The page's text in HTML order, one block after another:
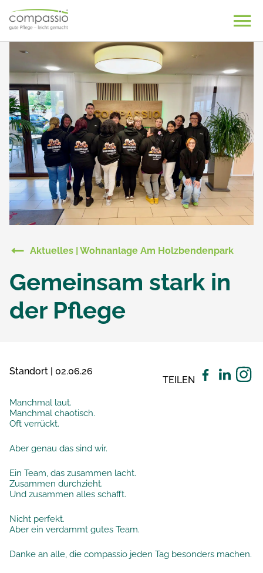
content
Aktuelles | Wohnanlage Am Holzbendenpark
Gemeinsam stark in
der Pflege
Standort | 02.06.26
TEILEN
Manchmal laut.
Manchmal chaotisch.
Oft verrückt.
Aber genau das sind wir.
Ein Team, das zusammen lacht.
Zusammen durchzieht.
Und zusammen alles schafft.
Nicht perfekt.
Aber ein verdammt gutes Team.
Danke an alle, die compassio jeden Tag besonders machen.